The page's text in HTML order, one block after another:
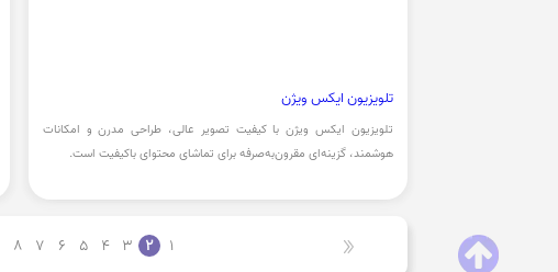
تلویزیون ایکس ویژن
تلویزیون ایکس ویژن با کیفیت تصویر عالی، طراحی مدرن و امکانات
هوشمند، گزینه‌ای مقرون‌به‌صرفه برای تماشای محتوای باکیفیت است.
1
2
3
4
5
6
7
8